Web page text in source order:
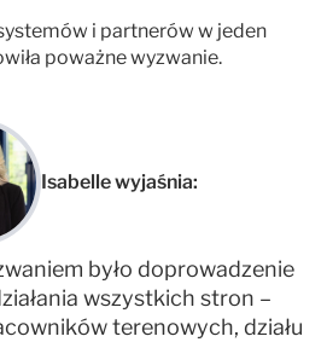
i partnerów w jeden
poważne wyzwanie.
Isabelle wyjaśnia:
było doprowadzenie
wszystkich stron –
terenowych, działu